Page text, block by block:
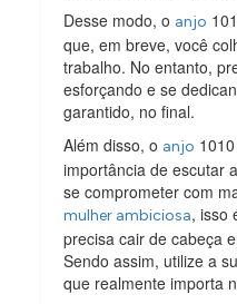
Desse modo, o anjo
que, em breve, você
trabalho. No entanto,
esforçando e se
garantido, no final.
Além disso, o anjo
importância de escutar
se comprometer com
mulher ambiciosa, isso
precisa cair de cabeça
Sendo assim, utilize a
que realmente importa